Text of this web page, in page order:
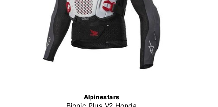
Alpinestars